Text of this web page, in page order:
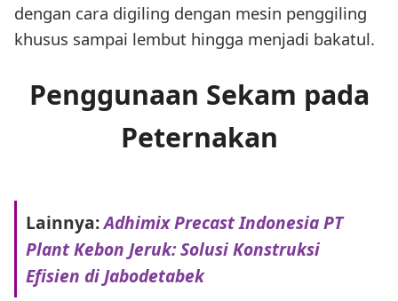
dengan cara digiling dengan mesin penggiling
khusus sampai lembut hingga menjadi bakatul.
Penggunaan Sekam pada
Peternakan
Lainnya:Adhimix Precast Indonesia PT
Plant Kebon Jeruk: Solusi Konstruksi
Efisien di Jabodetabek